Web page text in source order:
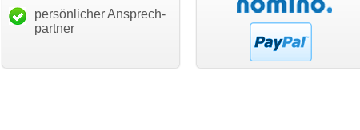
hundertprozentig."
Janina Köck
Leben im Einklang
leben-im-einklang.de
persönlicher Ansprech-
partner